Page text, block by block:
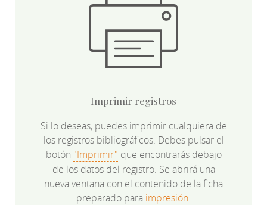
Imprimir registros
Si lo deseas, puedes imprimir cualquiera de
los registros bibliográficos. Debes pulsar el
botón "Imprimir" que encontrarás debajo
de los datos del registro. Se abrirá una
nueva ventana con el contenido de la ficha
preparado para impresión.